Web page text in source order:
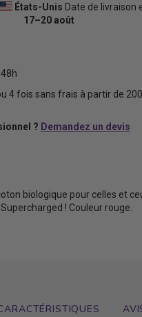
États-Unis Date de livraison
17⁠–20 août
4 fois sans frais à partir de
? Demandez un devis
biologique pour celles et
! Couleur rouge.